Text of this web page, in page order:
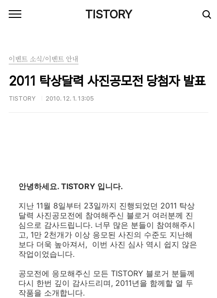
TISTORY
이벤트 소식/이벤트 안내
2011 탁상달력 사진공모전 당첨자 발표
TISTORY 2010. 12. 1. 13:05
안녕하세요. TISTORY 입니다.
지난 11월 8일부터 23일까지 진행되었던 2011 탁상
달력 사진공모전에 참여해주신 블로거 여러분께 진
심으로 감사드립니다. 너무 많은 분들이 참여해주시
고, 1만 2천개가 이상 응모된 사진의 수준도 지난해
보다 더욱 높아져서, 이번 사진 심사 역시 쉽지 않은
작업이었습니다.
공모전에 응모해주신 모든 TISTORY 블로거 분들께
다시 한번 깊이 감사드리며, 2011년을 함께할 열 두
작품을 소개합니다.